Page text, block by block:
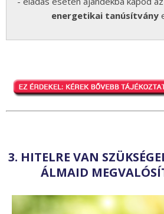
energetikai tanúsítvány
3. HITELRE VAN
ÁLMAID